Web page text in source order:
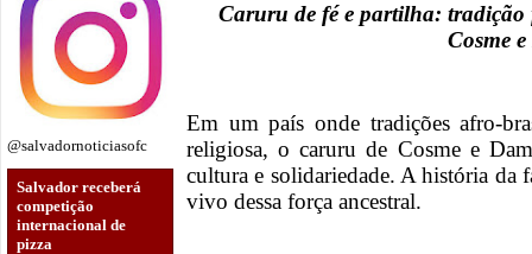
@salvadornoticiasofc
Salvador receberá
competição
internacional de
pizza
Caruru de fé e partilha:
Cosme
Em um país onde tradições afro-
religiosa, o caruru de Cosme e
cultura e solidariedade. A história da
vivo dessa força ancestral.